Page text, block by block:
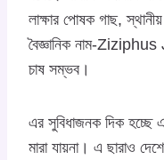
লাক্ষার পোষক গাছ,
বৈজ্ঞানিক নাম-Ziziphus
চাষ সম্ভব।
এর সুবিধাজনক দিক হচ্ছে
মারা যায়না। এ ছারাও